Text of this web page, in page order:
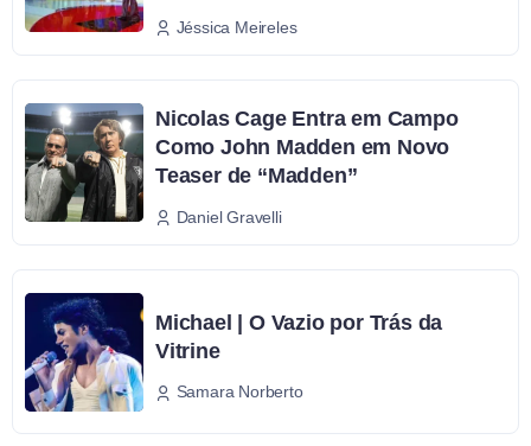
Jéssica Meireles
Nicolas Cage Entra em Campo
Como John Madden em Novo
Teaser de “Madden”
Daniel Gravelli
Michael | O Vazio por Trás da
Vitrine
Samara Norberto